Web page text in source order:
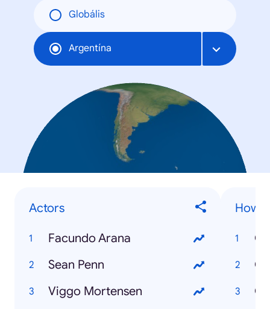
Globális
Argentína
Actors
Facundo Arana
Sean Penn
Viggo Mortensen
How